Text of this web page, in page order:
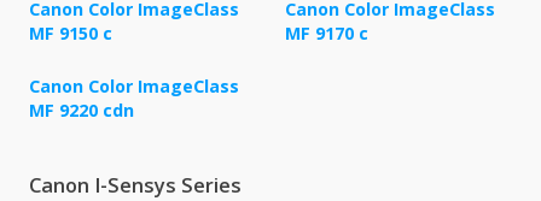
Canon Color ImageClass
MF 9150 c
Canon Color ImageClass
MF 9170 c
Canon Color ImageClass
MF 9220 cdn
Canon I-Sensys Series